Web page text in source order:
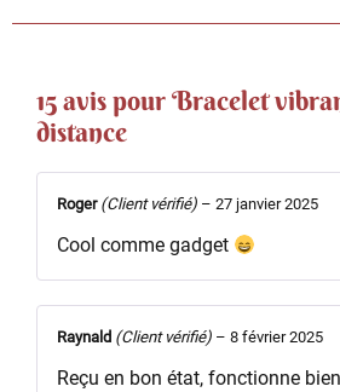
15 avis pourBracelet
distance
Roger (Client vérifié) – 27 janvier 2025
Cool comme gadget
Raynald (Client vérifié) – 8 février 2025
Reçu en bon état, fonctionne